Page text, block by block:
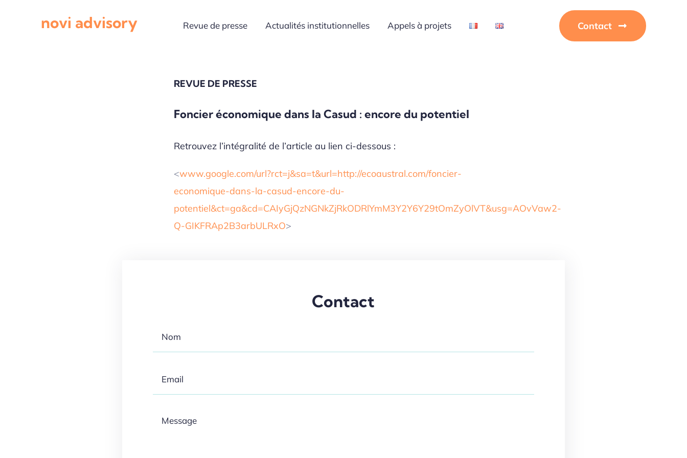
novi advisory Revue de presse Actualités institutionnelles Appels à projets Contact
REVUE DE PRESSE
Foncier économique dans la Casud : encore du potentiel
Retrouvez l’intégralité de l’article au lien ci-dessous :
<www.google.com/url?rct=j&sa=t&url=http://ecoaustral.com/foncier-
economique-dans-la-casud-encore-du-
potentiel&ct=ga&cd=CAIyGjQzNGNkZjRkODRlYmM3Y2Y6Y29tOmZyOlVT&usg=AOvVaw2-
Q-GIKFRAp2B3arbULRxO>
Contact